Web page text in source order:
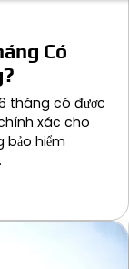
Có
tháng có được
xác cho
bảo hiểm